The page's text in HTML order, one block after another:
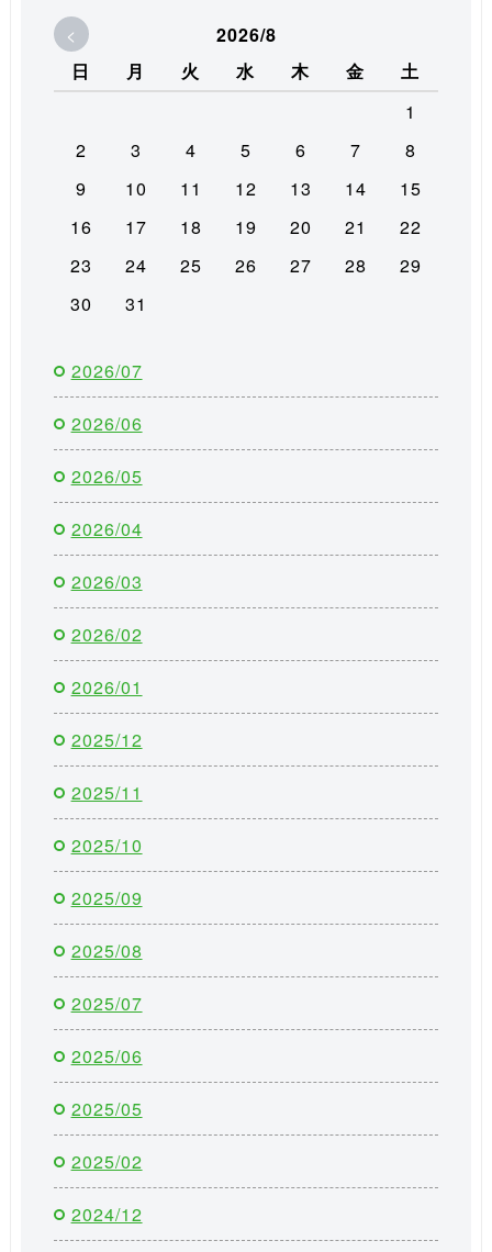
<
2026/8
日
月 火 水 木 金
土
1
2
3 4 5 6 7
8
9
10 11 12 13 14
15
16
17 18 19 20 21
22
23
24 25 26 27 28
29
30
31
2026/07
2026/06
2026/05
2026/04
2026/03
2026/02
2026/01
2025/12
2025/11
2025/10
2025/09
2025/08
2025/07
2025/06
2025/05
2025/02
2024/12